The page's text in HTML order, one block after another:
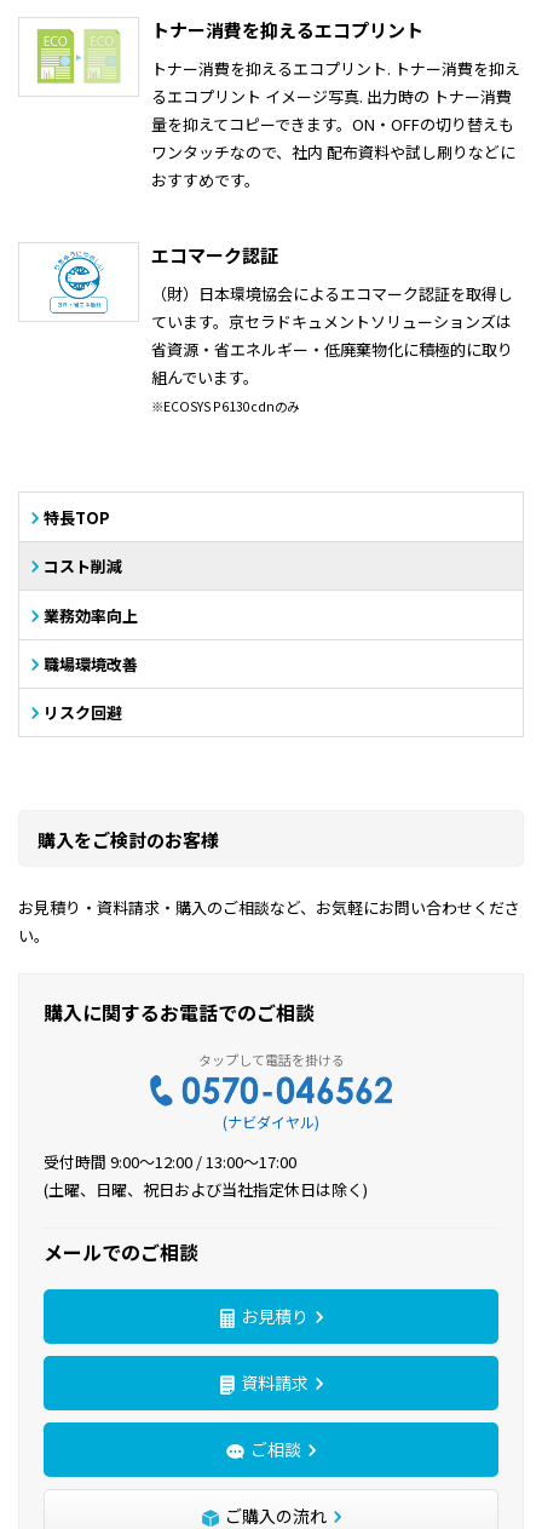
トナー消費を抑えるエコプリント
トナー消費を抑えるエコプリント. トナー消費を抑え
るエコプリント イメージ写真. 出力時の トナー消費
量を抑えてコピーできます。ON・OFFの切り替えも
ワンタッチなので、社内 配布資料や試し刷りなどに
おすすめです。
エコマーク認証
（財）日本環境協会によるエコマーク認証を取得し
ています。京セラドキュメントソリューションズは
省資源・省エネルギー・低廃棄物化に積極的に取り
組んでいます。
※ECOSYS P6130cdnのみ
特長TOP
コスト削減
業務効率向上
職場環境改善
リスク回避
購入をご検討のお客様
お見積り・資料請求・購入のご相談など、お気軽にお問い合わせくださ
い。
購入に関するお電話でのご相談
(ナビダイヤル)
受付時間 9:00〜12:00 / 13:00〜17:00
(土曜、日曜、祝日および当社指定休日は除く)
メールでのご相談
お見積り
資料請求
ご相談
ご購入の流れ